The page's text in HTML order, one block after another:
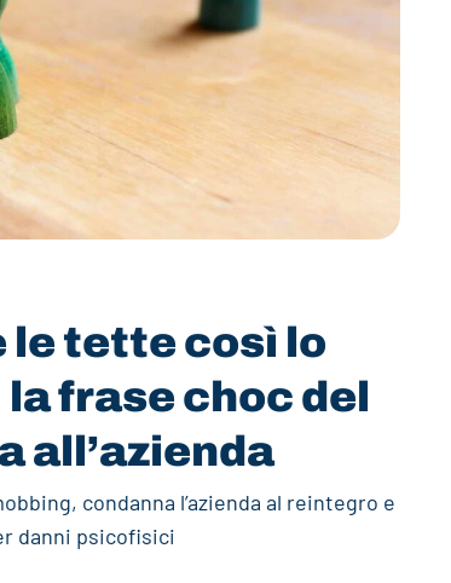
le tette così lo
frase choc del
all’azienda
condanna l’azienda al reintegro e
danni psicofisici